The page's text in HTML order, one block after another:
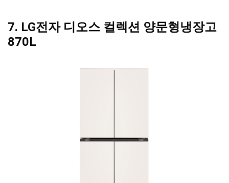
7. LG전자 디오스 컬렉션 양문형냉장고
870L